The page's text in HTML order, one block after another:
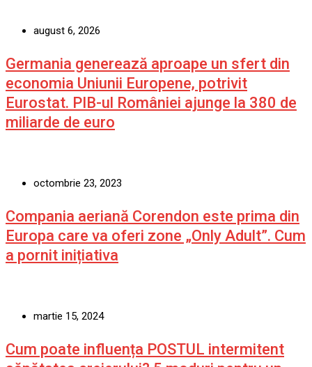
august 6, 2026
Germania generează aproape un sfert din
economia Uniunii Europene, potrivit
Eurostat. PIB-ul României ajunge la 380 de
miliarde de euro
octombrie 23, 2023
Compania aeriană Corendon este prima din
Europa care va oferi zone „Only Adult”. Cum
a pornit inițiativa
martie 15, 2024
Cum poate influența POSTUL intermitent